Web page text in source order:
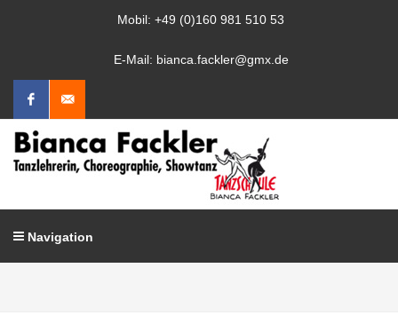
Mobil: +49 (0)160 981 510 53
E-Mail: bianca.fackler@gmx.de
Facebook
Mail
schreiben
Navigation